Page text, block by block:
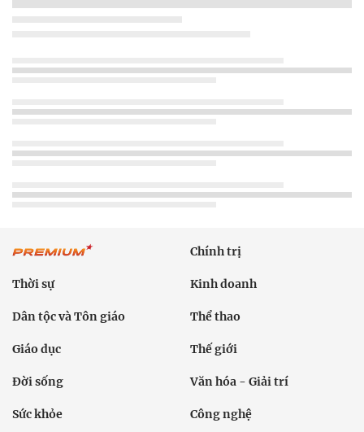
Chính trị
Thời sự Kinh doanh
Dân tộc và Tôn giáo Thể thao
Giáo dục Thế giới
Đời sống Văn hóa - Giải trí
Sức khỏe Công nghệ